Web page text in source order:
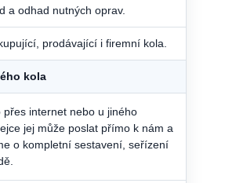
a odhad nutných oprav.
prodávající i firemní kola.
kola
přes internet nebo u jiného
jej může poslat přímo k nám a
o kompletní sestavení, seřízení